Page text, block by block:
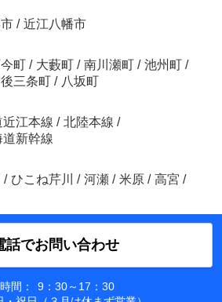
/ 近江八幡市
町 / 大藪町 / 南川瀬町 / 池州町 /
後三条町 / 八坂町
江本線 / 北陸本線 /
道新幹線
/ ひこね芹川 / 河瀬 / 米原 / 高宮 /
話でお問い合わせ
間：
9：30～17：30